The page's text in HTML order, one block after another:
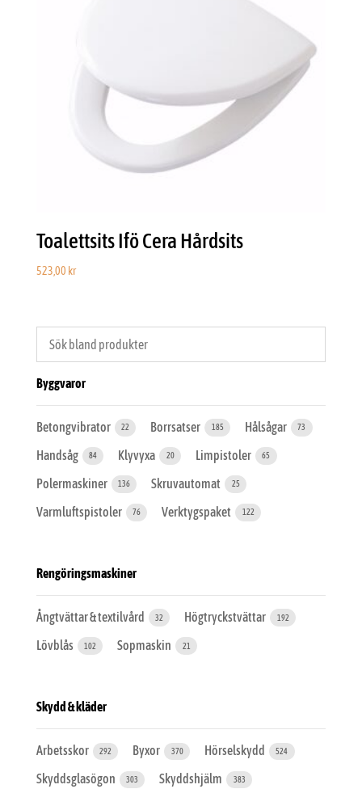
Toalettsits Ifö Cera Hårdsits
523,00 kr
Byggvaror
Betongvibrator 22 Borrsatser 185 Hålsågar 73
Handsåg 84 Klyvyxa 20 Limpistoler 65
Polermaskiner 136 Skruvautomat 25
Varmluftspistoler 76 Verktygspaket 122
Rengöringsmaskiner
Ångtvättar & textilvård 32 Högtryckstvättar 192
Lövblås 102 Sopmaskin 21
Skydd & kläder
Arbetsskor 292 Byxor 370 Hörselskydd 524
Skyddsglasögon 303 Skyddshjälm 383